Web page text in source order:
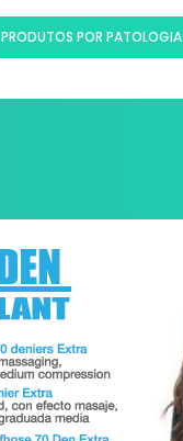
PRODUTOS POR PATOLOGIA